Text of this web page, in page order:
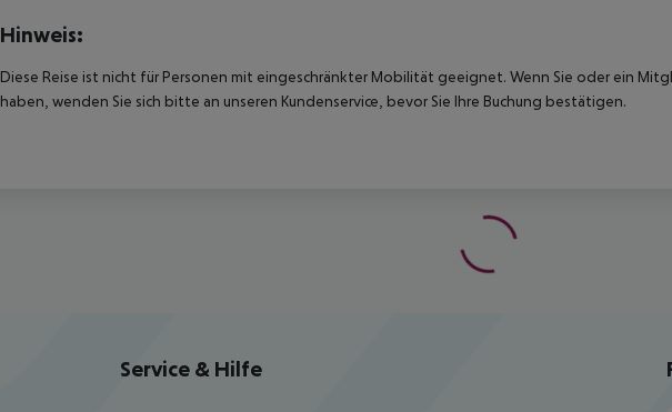
Hinweis:
Diese Reise ist nicht für Personen mit eingeschränkter Mobilität geeignet. Wenn Sie oder ein
haben, wenden Sie sich bitte an unseren Kundenservice, bevor Sie Ihre Buchung bestätigen.
Service & Hilfe